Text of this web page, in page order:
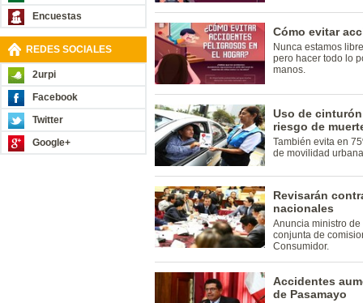
Encuestas
REDES SOCIALES
2urpi
Facebook
Twitter
Google+
Cómo evitar
Nunca estamos
pero hacer todo lo
manos.
Uso de
riesgo de
También evita en
de movilidad
Revisarán
nacionales
Anuncia ministro
conjunta de
Consumidor.
Accidentes
de Pasamayo